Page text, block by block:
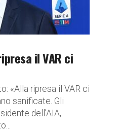
il VAR ci
«Alla ripresa il VAR ci
sanificate. Gli
dell’AIA,